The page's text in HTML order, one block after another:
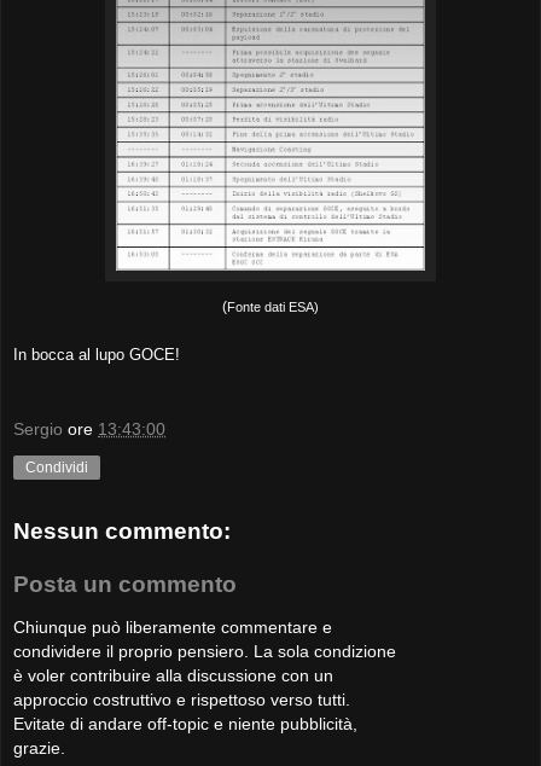
(Fonte dati ESA)
In bocca al lupo GOCE!
Sergio ore 13:43:00
Condividi
Nessun commento:
Posta un commento
Chiunque può liberamente commentare e
condividere il proprio pensiero. La sola condizione
è voler contribuire alla discussione con un
approccio costruttivo e rispettoso verso tutti.
Evitate di andare off-topic e niente pubblicità,
grazie.